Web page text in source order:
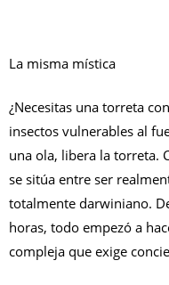
La misma mística
¿Necesitas una torreta
insectos vulnerables al
una ola, libera la torreta.
se sitúa entre ser
totalmente darwiniano.
horas, todo empezó a
compleja que exige